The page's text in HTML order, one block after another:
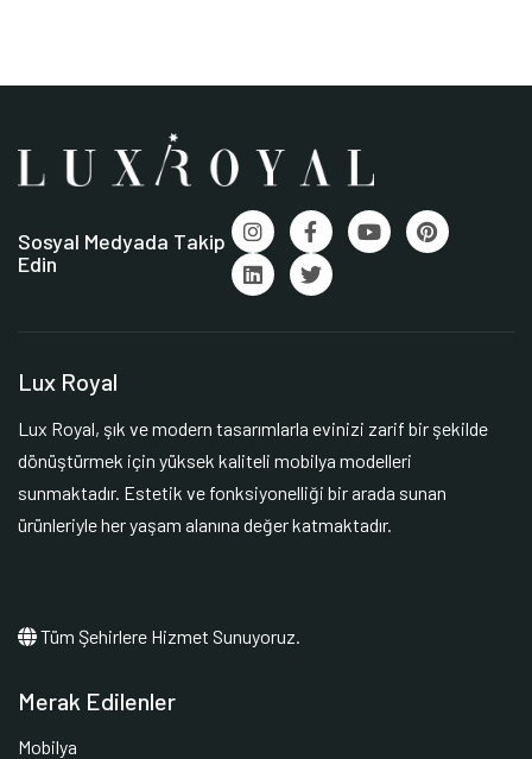
Sosyal Medyada Takip
Edin
Lux Royal
Lux Royal, şık ve modern tasarımlarla evinizi zarif bir şekilde
dönüştürmek için yüksek kaliteli mobilya modelleri
sunmaktadır. Estetik ve fonksiyonelliği bir arada sunan
ürünleriyle her yaşam alanına değer katmaktadır.
Tüm Şehirlere Hizmet Sunuyoruz.
Merak Edilenler
Mobilya